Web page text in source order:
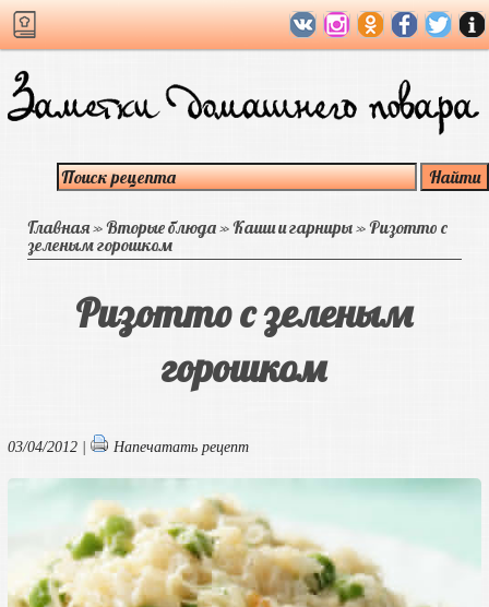
Главная»Вторые блюда»Каши и гарниры»Ризотто с
зеленым горошком
Ризотто с зеленым
горошком
03/04/2012 | Напечатать рецепт